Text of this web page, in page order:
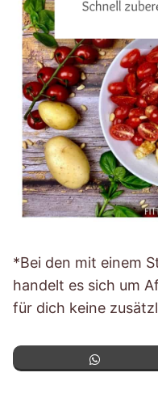
*Bei den mit einem
handelt es sich um
für dich keine